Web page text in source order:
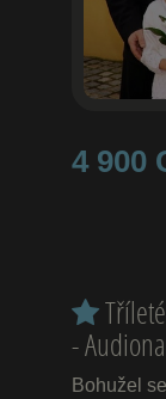
4 900
-
Bohužel